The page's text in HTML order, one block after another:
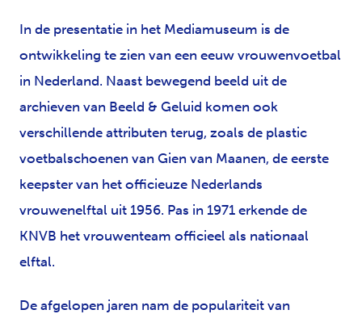
In de presentatie in het Mediamuseum is de
ontwikkeling te zien van een eeuw vrouwenvoetbal
in Nederland. Naast bewegend beeld uit de
archieven van Beeld & Geluid komen ook
verschillende attributen terug, zoals de plastic
voetbalschoenen van Gien van Maanen, de eerste
keepster van het officieuze Nederlands
vrouwenelftal uit 1956. Pas in 1971 erkende de
KNVB het vrouwenteam officieel als nationaal
elftal.
De afgelopen jaren nam de populariteit van